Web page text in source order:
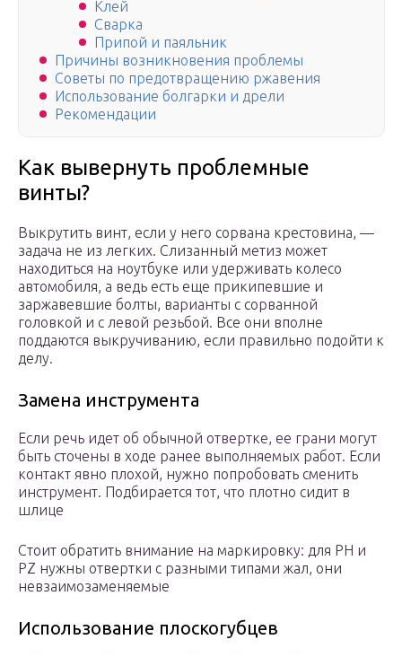
Клей
Сварка
Припой и паяльник
Причины возникновения проблемы
Советы по предотвращению ржавения
Использование болгарки и дрели
Рекомендации
Как вывернуть проблемные
винты?
Выкрутить винт, если у него сорвана крестовина, —
задача не из легких. Слизанный метиз может
находиться на ноутбуке или удерживать колесо
автомобиля, а ведь есть еще прикипевшие и
заржавевшие болты, варианты с сорванной
головкой и с левой резьбой. Все они вполне
поддаются выкручиванию, если правильно подойти к
делу.
Замена инструмента
Если речь идет об обычной отвертке, ее грани могут
быть сточены в ходе ранее выполняемых работ. Если
контакт явно плохой, нужно попробовать сменить
инструмент. Подбирается тот, что плотно сидит в
шлице
Стоит обратить внимание на маркировку: для PH и
PZ нужны отвертки с разными типами жал, они
невзаимозаменяемые
Использование плоскогубцев